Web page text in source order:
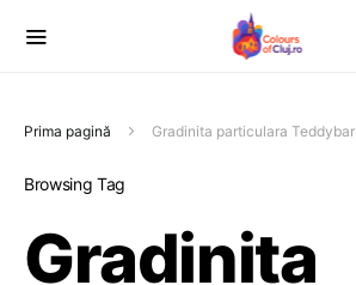
Prima pagină Gradinita particulara Teddybar
Browsing Tag
Gradinita